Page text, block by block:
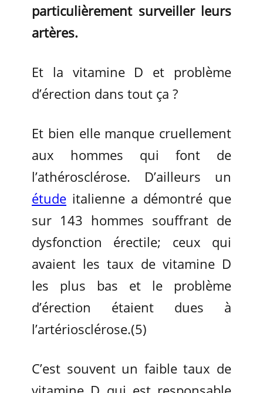
particulièrement surveiller leurs
artères.
Et la vitamine D et problème
d’érection dans tout ça ?
Et bien elle manque cruellement
aux hommes qui font de
l’athérosclérose. D’ailleurs un
étude italienne a démontré que
sur 143 hommes souffrant de
dysfonction érectile; ceux qui
avaient les taux de vitamine D
les plus bas et le problème
d’érection étaient dues à
l’artériosclérose.(5)
C’est souvent un faible taux de